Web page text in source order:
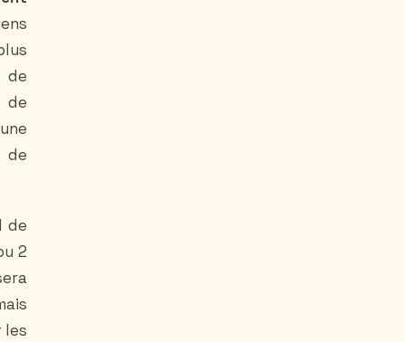
de
de
de
de
2
les